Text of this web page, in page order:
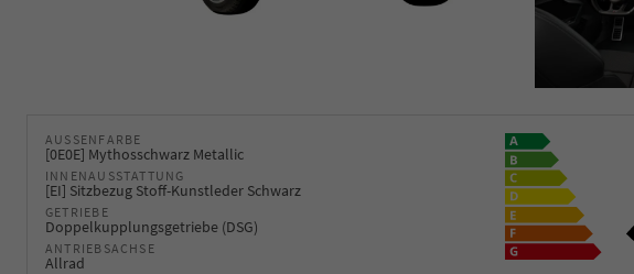
AUSSENFARBE
[0E0E] Mythosschwarz Metallic
INNENAUSSTATTUNG
[EI] Sitzbezug Stoff-Kunstleder Schwarz
GETRIEBE
Doppelkupplungsgetriebe (DSG)
ANTRIEBSACHSE
Allrad